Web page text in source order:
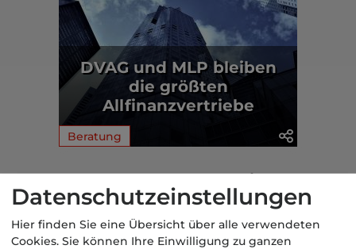
DVAG und MLP bleiben
die größten
Allfinanzvertriebe
Beratung
Aus der dvb-Redaktion
Makler
Datenschutzeinstellungen
Hier finden Sie eine Übersicht über alle verwendeten
Cookies. Sie können Ihre Einwilligung zu ganzen